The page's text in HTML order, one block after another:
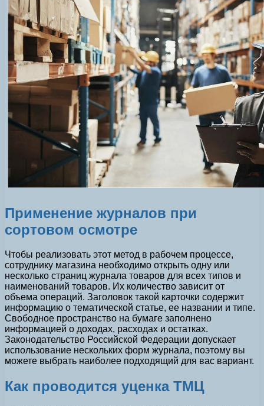
Применение журналов при
сортовом осмотре
Чтобы реализовать этот метод в рабочем процессе,
сотруднику магазина необходимо открыть одну или
несколько страниц журнала товаров для всех типов и
наименований товаров. Их количество зависит от
объема операций. Заголовок такой карточки содержит
информацию о тематической статье, ее названии и типе.
Свободное пространство на бумаге заполнено
информацией о доходах, расходах и остатках.
Законодательство Российской Федерации допускает
использование нескольких форм журнала, поэтому вы
можете выбрать наиболее подходящий для вас вариант.
Как проводится уценка ТМЦ